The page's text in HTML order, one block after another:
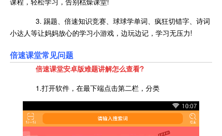
3. 踢题、倍速知识竞赛、球球学单词、疯狂切错字、诗词
小达人等让妈妈放心的学习小游戏，边玩边记，学习无压力!
倍速课堂常见问题
倍速课堂安卓版难题讲解怎么查看?
1.打开软件，在最下端点击第二栏，分类